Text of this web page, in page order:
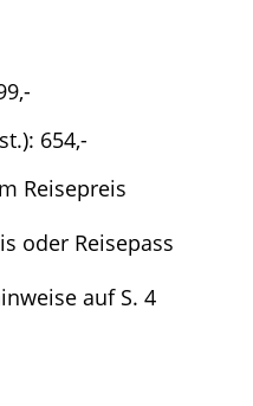
654,-
Reisepreis
oder Reisepass
auf S. 4